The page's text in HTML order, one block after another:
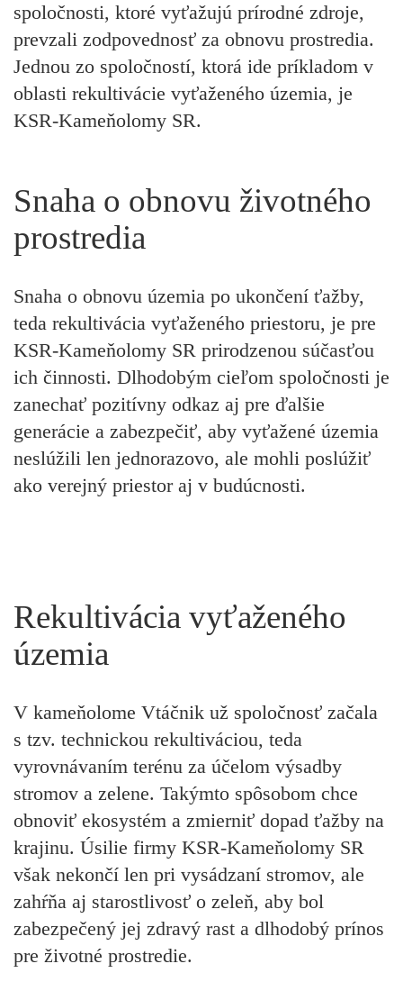
spoločnosti, ktoré vyťažujú prírodné zdroje,
prevzali zodpovednosť za obnovu prostredia.
Jednou zo spoločností, ktorá ide príkladom v
oblasti rekultivácie vyťaženého územia, je
KSR-Kameňolomy SR.
Snaha o obnovu životného
prostredia
Snaha o obnovu územia po ukončení ťažby,
teda rekultivácia vyťaženého priestoru, je pre
KSR-Kameňolomy SR prirodzenou súčasťou
ich činnosti. Dlhodobým cieľom spoločnosti je
zanechať pozitívny odkaz aj pre ďalšie
generácie a zabezpečiť, aby vyťažené územia
neslúžili len jednorazovo, ale mohli poslúžiť
ako verejný priestor aj v budúcnosti.
Rekultivácia vyťaženého
územia
V kameňolome Vtáčnik už spoločnosť začala
s tzv. technickou rekultiváciou, teda
vyrovnávaním terénu za účelom výsadby
stromov a zelene. Takýmto spôsobom chce
obnoviť ekosystém a zmierniť dopad ťažby na
krajinu. Úsilie firmy KSR-Kameňolomy SR
však nekončí len pri vysádzaní stromov, ale
zahŕňa aj starostlivosť o zeleň, aby bol
zabezpečený jej zdravý rast a dlhodobý prínos
pre životné prostredie.